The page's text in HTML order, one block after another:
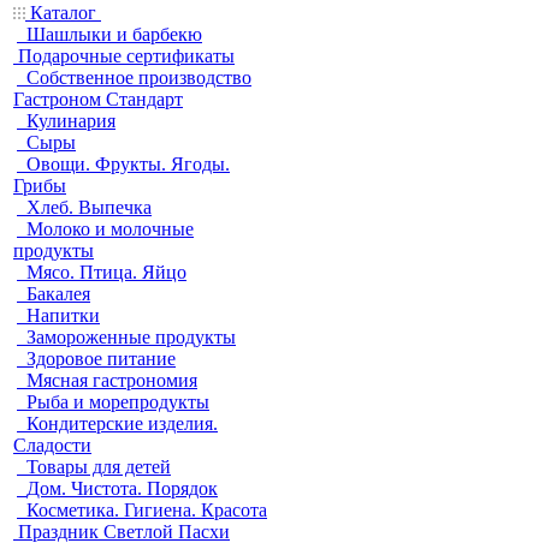
Каталог
Шашлыки и барбекю
Подарочные сертификаты
Собственное производство
Гастроном Стандарт
Кулинария
Сыры
Овощи. Фрукты. Ягоды.
Грибы
Хлеб. Выпечка
Молоко и молочные
продукты
Мясо. Птица. Яйцо
Бакалея
Напитки
Замороженные продукты
Здоровое питание
Мясная гастрономия
Рыба и морепродукты
Кондитерские изделия.
Сладости
Товары для детей
Дом. Чистота. Порядок
Косметика. Гигиена. Красота
Праздник Светлой Пасхи